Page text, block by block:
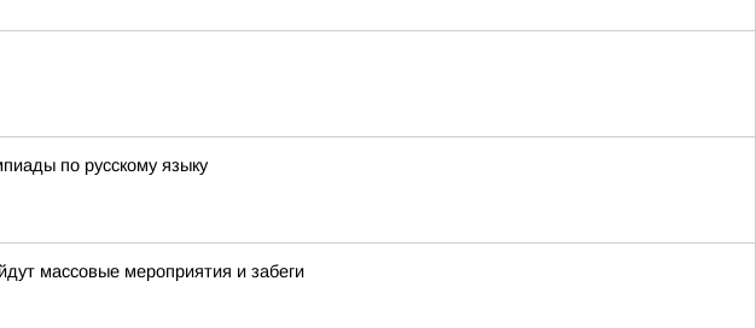
по русскому языку
массовые мероприятия и забеги